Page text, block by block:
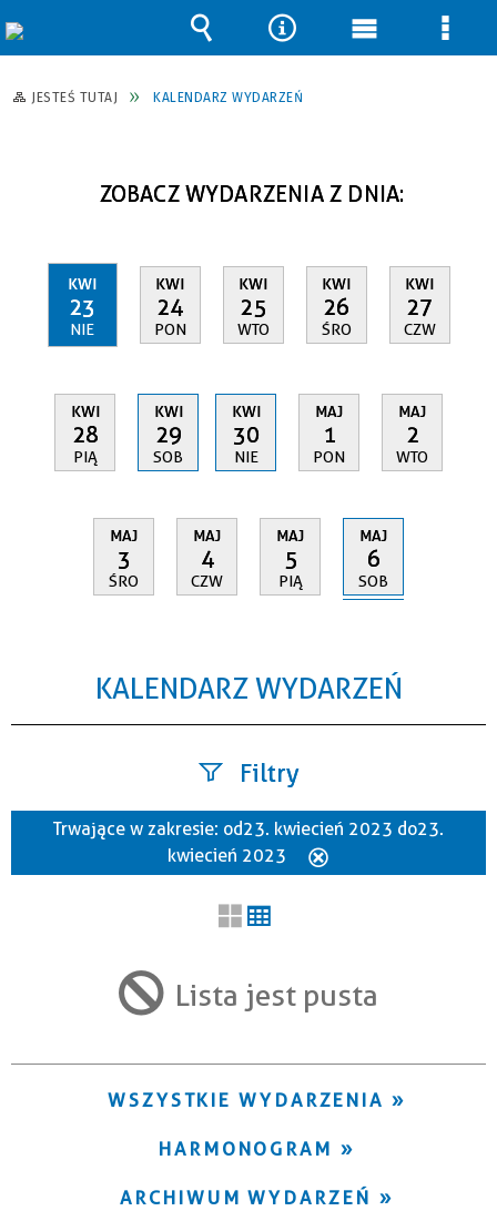
JESTEŚ TUTAJ KALENDARZ WYDARZEŃ
ZOBACZ WYDARZENIA Z DNIA:
KWI
23
NIE
KWI
24
PON
KWI
25
WTO
KWI
26
ŚRO
KWI
27
CZW
KWI
28
PIĄ
KWI
29
SOB
KWI
30
NIE
MAJ
1
PON
MAJ
2
WTO
MAJ
3
ŚRO
MAJ
4
CZW
MAJ
5
PIĄ
MAJ
6
SOB
KALENDARZ WYDARZEŃ
Filtry
Szukana fraza
Trwające w zakresie
Trwające w zakresie: od 23. kwiecień 2023 do 23.
kwiecień 2023
Lista jest pusta
WSZYSTKIE WYDARZENIA
HARMONOGRAM
ARCHIWUM WYDARZEŃ
Wyszukiwarka
Narzędzia
Menu Menu